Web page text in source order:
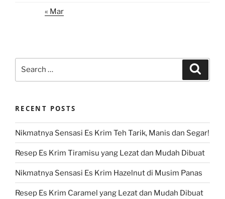
« Mar
RECENT POSTS
Nikmatnya Sensasi Es Krim Teh Tarik, Manis dan Segar!
Resep Es Krim Tiramisu yang Lezat dan Mudah Dibuat
Nikmatnya Sensasi Es Krim Hazelnut di Musim Panas
Resep Es Krim Caramel yang Lezat dan Mudah Dibuat